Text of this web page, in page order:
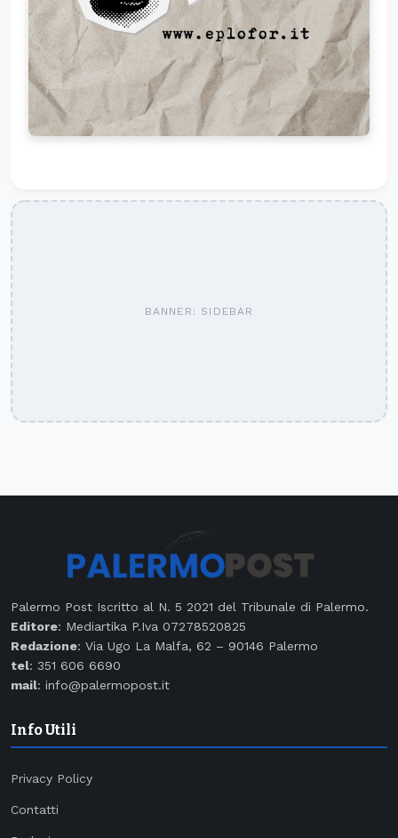
BANNER: SIDEBAR
Palermo Post Iscritto al N. 5 2021 del Tribunale di Palermo.
Editore: Mediartika P.Iva 07278520825
Redazione: Via Ugo La Malfa, 62 – 90146 Palermo
tel: 351 606 6690
mail: info@palermopost.it
Info Utili
Privacy Policy
Contatti